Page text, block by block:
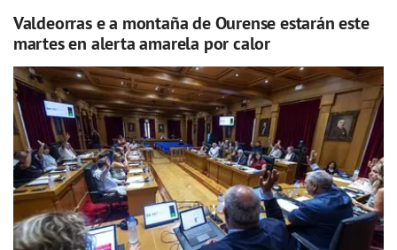
Valdeorras e a montaña de Ourense estarán este
martes en alerta amarela por calor